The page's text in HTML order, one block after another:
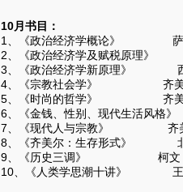
10月书目：
1、《政治经济学概论》 萨
2、《政治经济学及赋税原理》
3、《政治经济学新原理》
4、《宗教社会学》 齐美
5、《时尚的哲学》 齐美
6、《金钱、性别、现代生活风格
7、《现代人与宗教》 齐
8、《齐美尔：生存形式》
9、《历史三调》 柯文
10、《人类学思潮十讲》 王